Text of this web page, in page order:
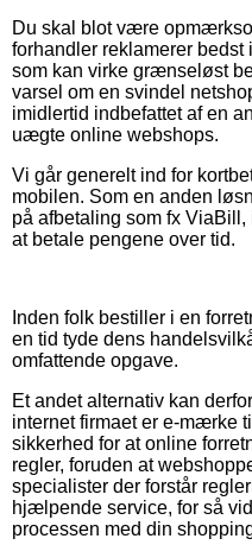
Du skal blot være
forhandler reklamerer
som kan virke grænseløst
varsel om en svindel
imidlertid indbefattet af en
uægte online webshops.
Vi går generelt ind for
mobilen. Som en anden
på afbetaling som fx
at betale pengene over tid.
Inden folk bestiller i en
en tid tyde dens
omfattende opgave.
Et andet alternativ kan
internet firmaet er e-mærke
sikkerhed for at online
regler, foruden at
specialister der forstår
hjælpende service, for så
processen med din